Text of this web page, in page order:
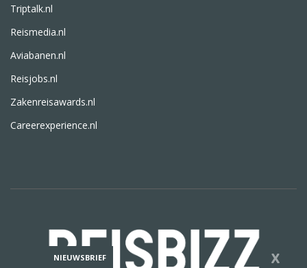
Triptalk.nl
Reismedia.nl
Aviabanen.nl
Reisjobs.nl
Zakenreisawards.nl
Careerexperience.nl
NIEUWSBRIEF X